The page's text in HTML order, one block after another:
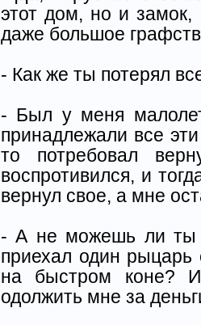
этот дом, но и
даже большое
- Как же ты потерял
- Был у меня
принадлежали все
то потребовал
воспротивился, и
вернул свое, а мне
- А не можешь ли ты
приехал один
на быстром коне?
одолжить мне за